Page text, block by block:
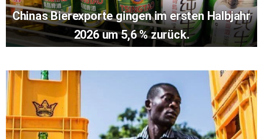
Chinas Bierexporte gingen im ersten Halbjahr
2026 um 5,6 % zurück.